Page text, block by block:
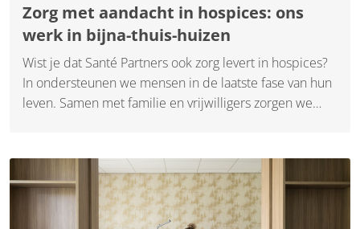
Zorg met aandacht in hospices: ons
werk in bijna-thuis-huizen
Wist je dat Santé Partners ook zorg levert in hospices?
In ondersteunen we mensen in de laatste fase van hun
leven. Samen met familie en vrijwilligers zorgen we